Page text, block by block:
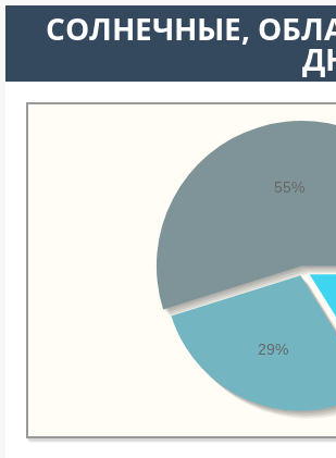
CОЛНЕЧНЫЕ,
29%
55%